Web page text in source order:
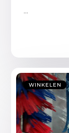
...
WINKELEN